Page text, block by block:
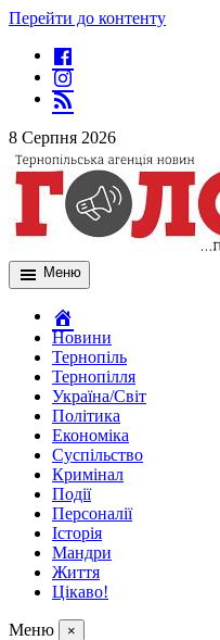
Перейти до контенту
8 Серпня 2026
Меню
Новини
Тернопіль
Тернопілля
Україна/Світ
Політика
Економіка
Суспільство
Кримінал
Події
Персоналії
Історія
Мандри
Життя
Цікаво!
Меню ×